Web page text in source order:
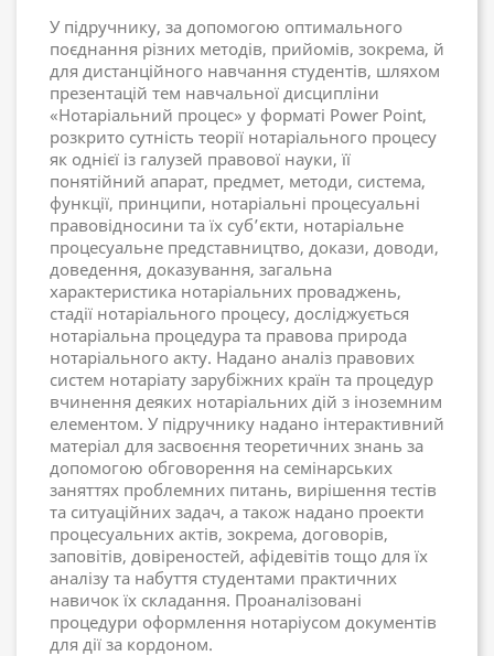
У підручнику, за допомогою оптимального
поєднання різних методів, прийомів, зокрема, й
для дистанційного навчання студентів, шляхом
презентацій тем навчальної дисципліни
«Нотаріальний процес» у форматі Power Point,
розкрито сутність теорії нотаріального процесу
як однієї із галузей правової науки, її
понятійний апарат, предмет, методи, система,
функції, принципи, нотаріальні процесуальні
правовідносини та їх суб’єкти, нотаріальне
процесуальне представництво, докази, доводи,
доведення, доказування, загальна
характеристика нотаріальних проваджень,
стадії нотаріального процесу, досліджується
нотаріальна процедура та правова природа
нотаріального акту. Надано аналіз правових
систем нотаріату зарубіжних країн та процедур
вчинення деяких нотаріальних дій з іноземним
елементом. У підручнику надано інтерактивний
матеріал для засвоєння теоретичних знань за
допомогою обговорення на семінарських
заняттях проблемних питань, вирішення тестів
та ситуаційних задач, а також надано проекти
процесуальних актів, зокрема, договорів,
заповітів, довіреностей, афідевітів тощо для їх
аналізу та набуття студентами практичних
навичок їх складання. Проаналізовані
процедури оформлення нотаріусом документів
для дії за кордоном.